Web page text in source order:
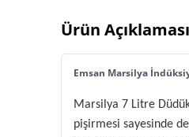
Ürün Açıklaması
Emsan Marsilya
Marsilya 7 Litre
pişirmesi sayesinde